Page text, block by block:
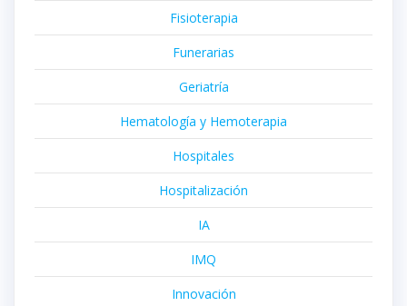
Fisioterapia
Funerarias
Geriatría
Hematología y Hemoterapia
Hospitales
Hospitalización
IA
IMQ
Innovación